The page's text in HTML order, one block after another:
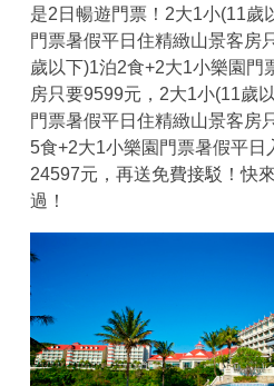
是2日暢遊門票！2大1小(11歲
門票暑假平日住精緻山景客房
歲以下)1泊2食+2大1小樂園門
房只要9599元，2大1小(11歲
門票暑假平日住精緻山景客房
5食+2大1小樂園門票暑假平
24597元，再送免費接駁！快
過！